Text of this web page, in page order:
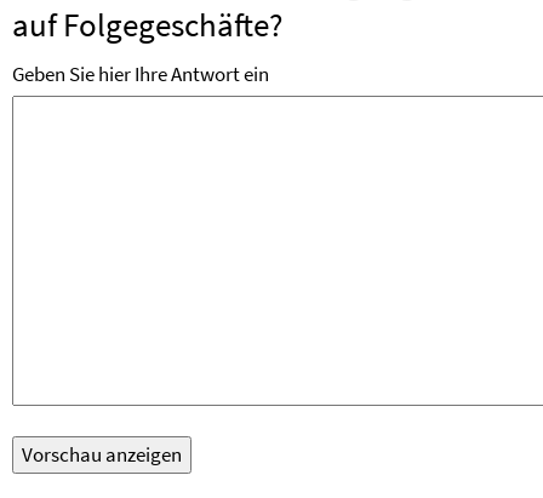
auf Folgegeschäfte?
Geben Sie hier Ihre Antwort ein